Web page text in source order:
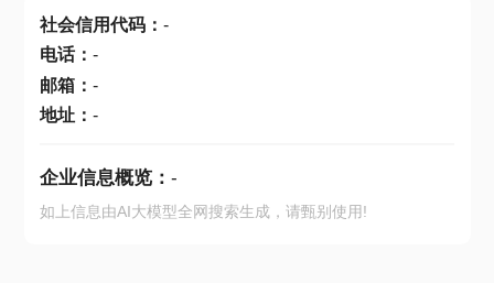
社会信用代码： -
电话： -
邮箱： -
地址： -
企业信息概览： -
如上信息由AI大模型全网搜索生成，请甄别使用!